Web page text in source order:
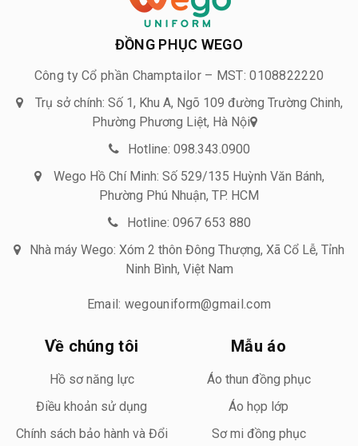
ĐỒNG PHỤC WEGO
Công ty Cổ phần Champtailor – MST: 0108822220
Trụ sở chính: Số 1, Khu A, Ngõ 109 đường Trường Chinh,
Phường Phương Liệt, Hà Nội
Hotline: 098.343.0900
Wego Hồ Chí Minh: Số 529/135 Huỳnh Văn Bánh,
Phường Phú Nhuận, TP. HCM
Hotline: 0967 653 880
Nhà máy Wego: Xóm 2 thôn Đông Thượng, Xã Cổ Lễ, Tỉnh
Ninh Bình, Việt Nam
Email: wegouniform@gmail.com
Về chúng tôi
Hồ sơ năng lực
Điều khoản sử dụng
Chính sách bảo hành và Đổi
Mẫu áo
Áo thun đồng phục
Áo họp lớp
Sơ mi đồng phục